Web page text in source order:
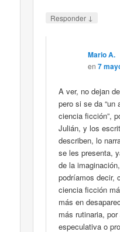
Responder ↓
Mario A.
en7
A ver, no dejan
pero si se da “un
ciencia ficción”,
Julián, y los
describen, lo
se les presenta,
de la
podríamos decir,
ciencia ficción
más en
más rutinaria,
especulativa o